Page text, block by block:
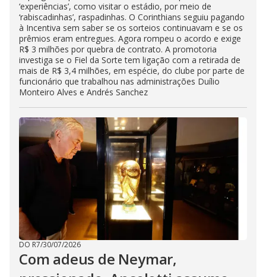
‘experiências’, como visitar o estádio, por meio de
‘rabiscadinhas’, raspadinhas. O Corinthians seguiu pagando
à Incentiva sem saber se os sorteios continuavam e se os
prêmios eram entregues. Agora rompeu o acordo e exige
R$ 3 milhões por quebra de contrato. A promotoria
investiga se o Fiel da Sorte tem ligação com a retirada de
mais de R$ 3,4 milhões, em espécie, do clube por parte de
funcionário que trabalhou nas administrações Duílio
Monteiro Alves e Andrés Sanchez
DO R7/30/07/2026
Com adeus de Neymar,